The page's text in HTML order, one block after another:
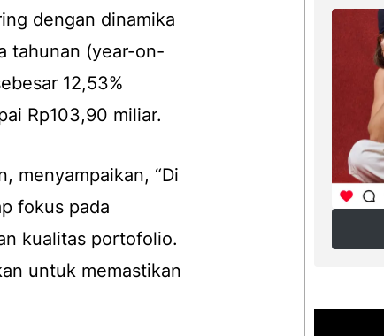
dengan dinamika
tahunan (year-on-
12,53%
Rp103,90 miliar.
menyampaikan, “Di
fokus pada
kualitas portofolio.
untuk memastikan